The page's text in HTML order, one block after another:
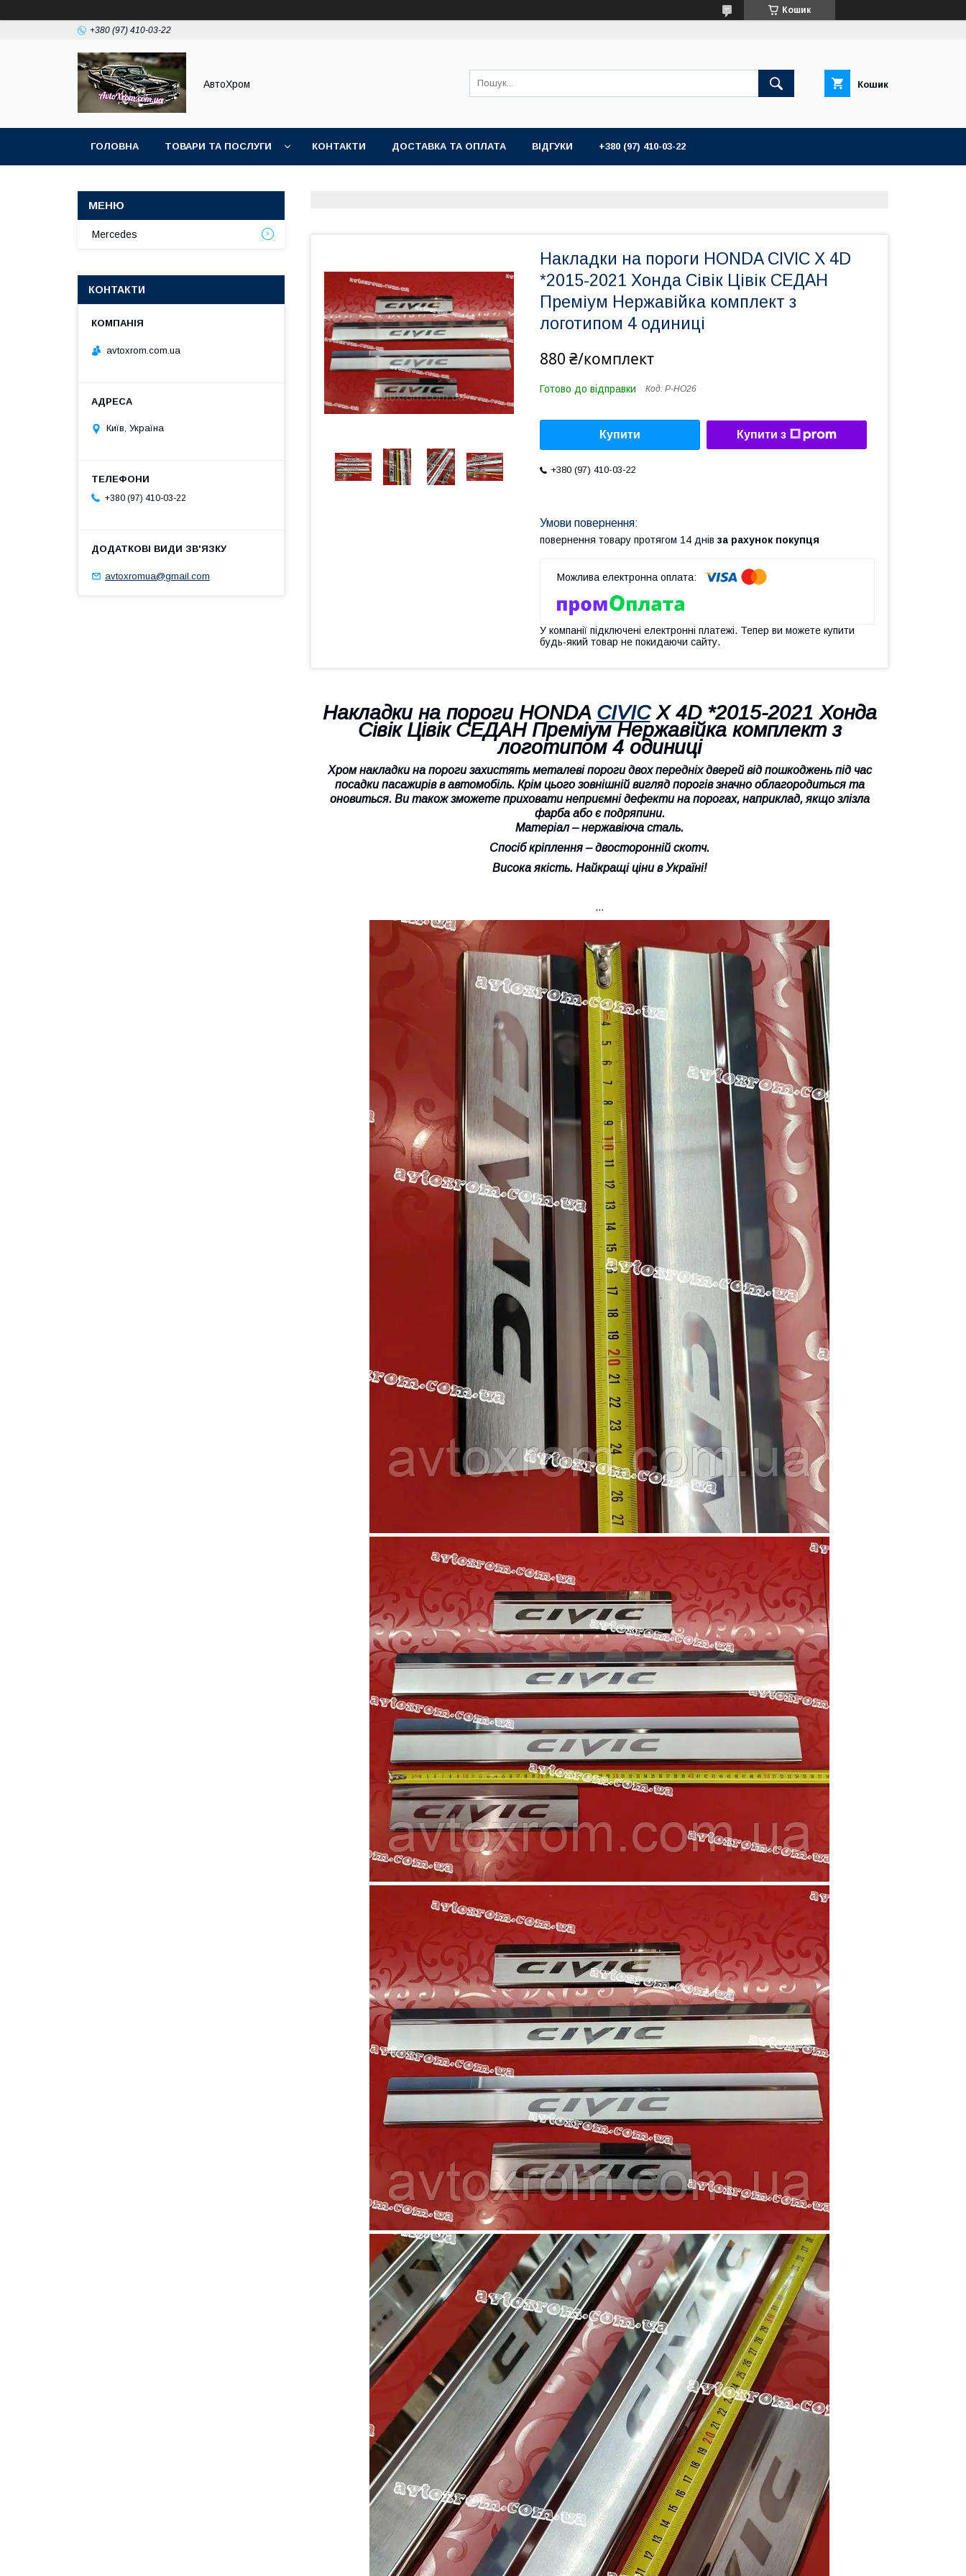
Кошик
+380 (97) 410-03-22
АвтоХром Кошик
ГОЛОВНА ТОВАРИ ТА ПОСЛУГИ КОНТАКТИ ДОСТАВКА ТА ОПЛАТА ВІДГУКИ +380 (97) 410-03-22
Накладки на пороги HONDA CIVIC X 4D
*2015-2021 Хонда Сівік Цівік СЕДАН
Преміум Нержавійка комплект з
логотипом 4 одиниці
880 ₴/комплект
Готово до відправки Код: P-HO26
Купити Купити з
+380 (97) 410-03-22
повернення товару протягом 14 днів за рахунок покупця
У компанії підключені електронні платежі. Тепер ви можете купити
будь-який товар не покидаючи сайту.
Накладки на пороги HONDA CIVICX 4D *2015-2021 Хонда
Сівік Цівік СЕДАН Преміум Нержавійка комплект з
логотипом 4 одиниці
Хром накладки на пороги захистять металеві пороги двох передніх дверей від пошкоджень під час
посадки пасажирів в автомобіль. Крім цього зовнішній вигляд порогів значно облагородиться та
оновиться. Ви також зможете приховати неприємні дефекти на порогах, наприклад, якщо злізла
фарба або є подряпини.
Матеріал – нержавіюча сталь.
Спосіб кріплення – двосторонній скотч.
Висока якість. Найкращі ціни в Україні!
...
Mercedes
КОНТАКТИ
avtoxrom.com.ua
Київ, Україна
+380 (97) 410-03-22
avtoxromua@gmail.com